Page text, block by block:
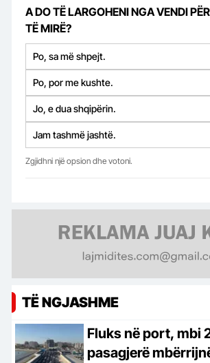
A DO TË LARGOHENI NGA VENDI
TË MIRË?
Po, sa më shpejt.
Po, por me kushte.
Jo, e dua shqipërin.
Jam tashmë jashtë.
Zgjidhni një opsion dhe votoni.
TË NGJASHME
Fluks në port, mbi
pasagjerë